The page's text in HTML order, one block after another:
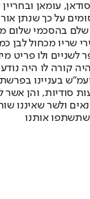
עומאן
בהסכמי שלום
שריו מכחול לבן
לשניים ולו
קורה לו היה
בעניינו
סודיות, והן
ולשר שאיננו
אותנו